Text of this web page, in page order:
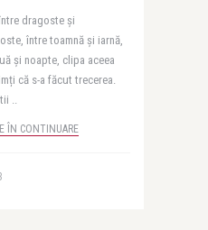
dragoste și
între toamnă și iarnă,
și noapte, clipa aceea
că s-a făcut trecerea.
..
ÎN CONTINUARE